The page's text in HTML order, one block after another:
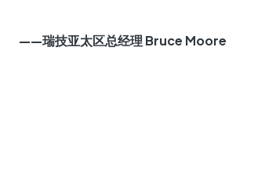
——瑞技亚太区总经理 Bruce Moore